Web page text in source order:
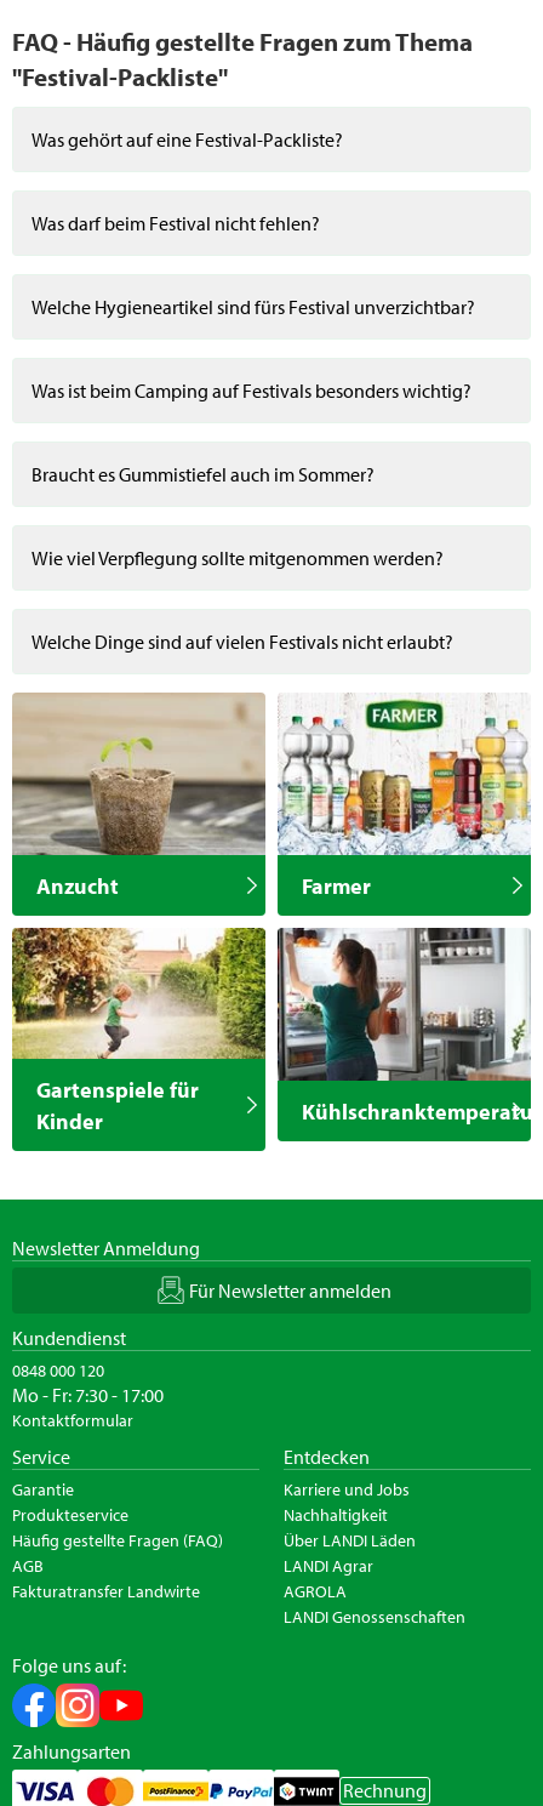
FAQ - Häufig gestellte Fragen zum Thema
"Festival-Packliste"
Was gehört auf eine Festival-Packliste?
Was darf beim Festival nicht fehlen?
Welche Hygieneartikel sind fürs Festival unverzichtbar?
Was ist beim Camping auf Festivals besonders wichtig?
Braucht es Gummistiefel auch im Sommer?
Wie viel Verpflegung sollte mitgenommen werden?
Welche Dinge sind auf vielen Festivals nicht erlaubt?
Anzucht Farmer
Gartenspiele für
Kinder
Kühlschranktemperatur
Newsletter Anmeldung
Für Newsletter anmelden
Kundendienst
0848 000 120
Mo - Fr: 7:30 - 17:00
Kontaktformular
Service
Garantie
Produkteservice
Häufig gestellte Fragen (FAQ)
AGB
Fakturatransfer Landwirte
Entdecken
Karriere und Jobs
Nachhaltigkeit
Über LANDI Läden
LANDI Agrar
AGROLA
LANDI Genossenschaften
Folge uns auf:
Zahlungsarten
Rechnung